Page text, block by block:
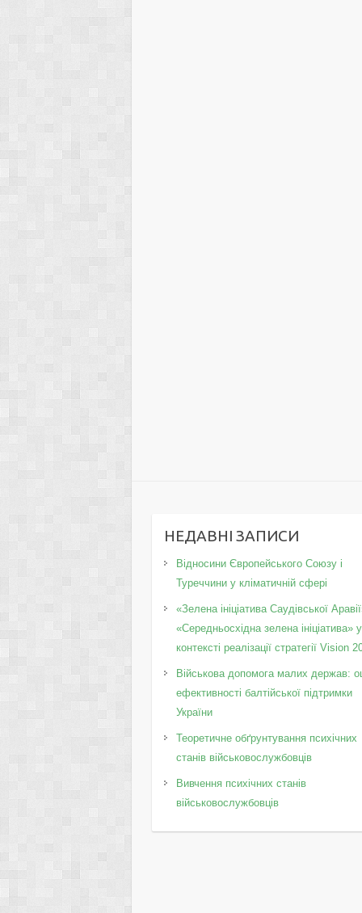
НЕДАВНІ ЗАПИСИ
Відносини Європейського Союзу і
Туреччини у кліматичній сфері
«Зелена ініціатива Саудівської
«Середньосхідна зелена ініціатива» у
контексті реалізації стратегії Vision
Військова допомога малих держав:
ефективності балтійської підтримки
України
Теоретичне обґрунтування психічних
станів військовослужбовців
Вивчення психічних станів
військовослужбовців